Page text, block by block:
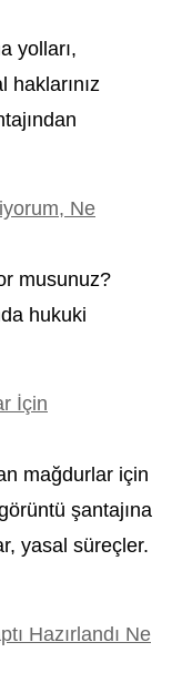
yolları,
haklarınız
Ne
musunuz?
hukuki
İçin
mağdurlar için
şantajına
yasal süreçler.
Hazırlandı Ne